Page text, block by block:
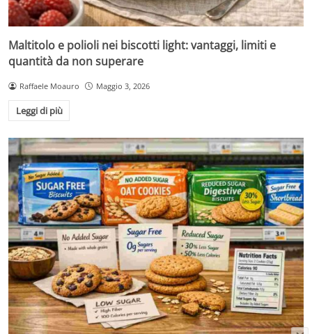
Maltitolo e polioli nei biscotti light: vantaggi, limiti e
quantità da non superare
Raffaele Moauro Maggio 3, 2026
Leggi di più